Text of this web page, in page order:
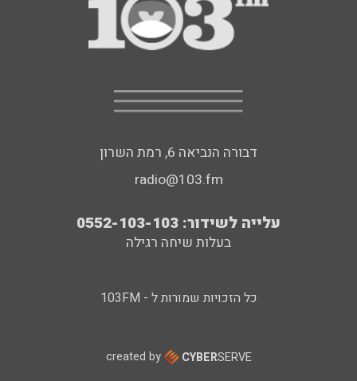
דבורה הנביאה 6, רמת השרון
radio@103.fm
עלייה לשידור: 0552-103-103
בעלות שיחה רגילה
כל הזכויות שמורות ל - 103FM
created by CYBERSERVE